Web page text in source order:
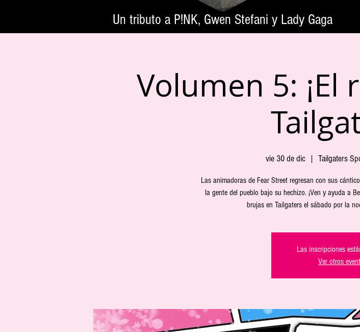
Un tributo a P!NK, Gwen Stefani y Lady Gaga
Volumen 5: ¡El
vie 30 de dic
  |
Tailgaters
Las animadoras de Fear Street regresan con sus
la gente del pueblo bajo su hechizo. ¡Ven y ayuda a
brujas en Tailgaters el sábado por la
Las inscripciones
Ver otros